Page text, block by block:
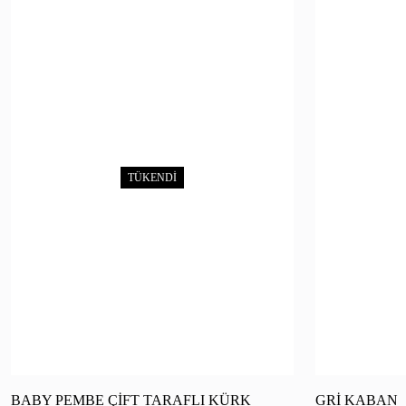
TÜKENDİ
BABY PEMBE ÇİFT TARAFLI KÜRK
GRİ KABAN